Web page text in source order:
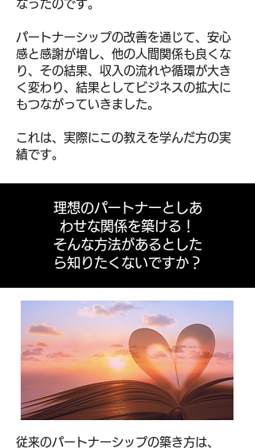
なったのです。
パートナーシップの改善を通じて、安心
感と感謝が増し、他の人間関係も良くな
り、その結果、収入の流れや循環が大き
く変わり、 結果としてビジネスの拡大に
もつながっていきました。
これは、実際にこの教えを学んだ方の実
績です。
理想のパートナーとしあ
わせな関係を築ける！
そんな方法があるとした
ら知りたくないですか？
従来のパートナーシップの築き方は、